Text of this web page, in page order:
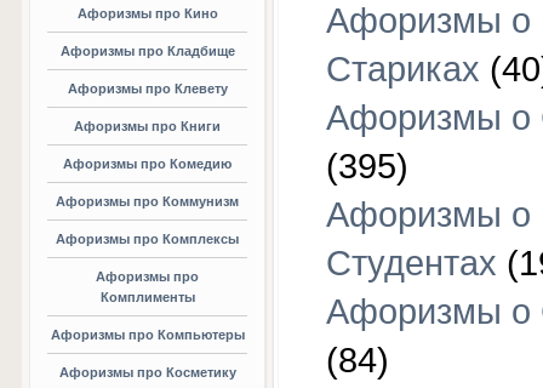
Афоризмы про Кино
Афоризмы про Кладбище
Афоризмы про Клевету
Афоризмы про Книги
Афоризмы про Комедию
Афоризмы про Коммунизм
Афоризмы про Комплексы
Афоризмы про
Комплименты
Афоризмы про Компьютеры
Афоризмы про Косметику
Афоризмы о
Стариках
Афоризмы о
(395)
Афоризмы о
Студентах
Афоризмы о
(84)